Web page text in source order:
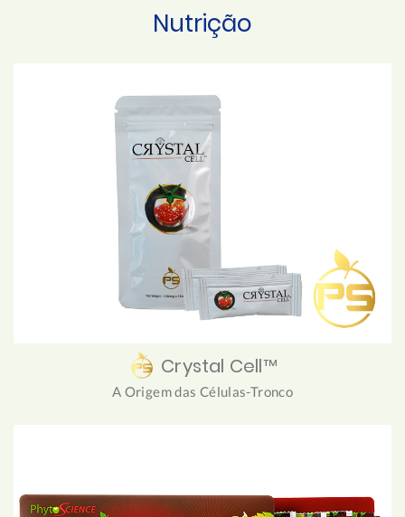
Nutrição
Crystal Cell™
A Origem das Células-Tronco